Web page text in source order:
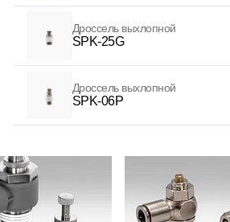
Дроссель выхлопной
SPK-25G
Дроссель выхлопной
SPK-06P